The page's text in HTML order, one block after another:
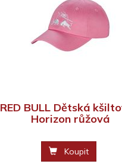
RED BULL Dětská
Horizon růžová
Koupit